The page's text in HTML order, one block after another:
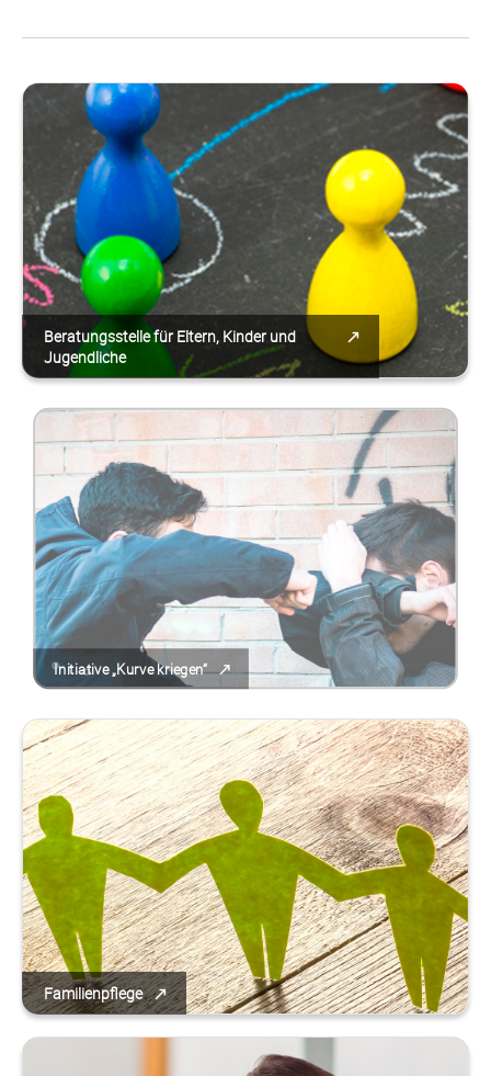
Beratungsstelle für Eltern, Kinder und
Jugendliche
Initiative „Kurve kriegen“
Familienpflege